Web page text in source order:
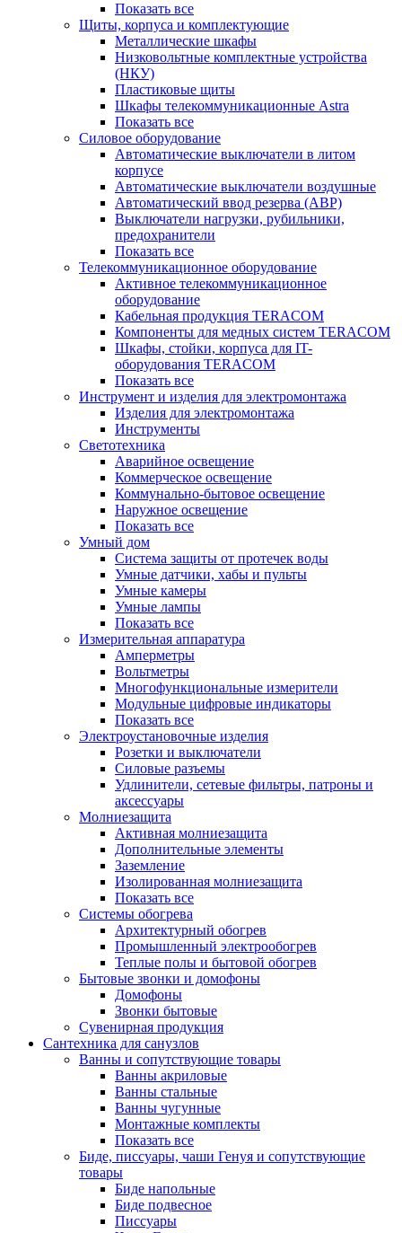
Показать все
Щиты, корпуса и комплектующие
Металлические шкафы
Низковольтные комплектные устройства
(НКУ)
Пластиковые щиты
Шкафы телекоммуникационные Astra
Показать все
Силовое оборудование
Автоматические выключатели в литом
корпусе
Автоматические выключатели воздушные
Автоматический ввод резерва (АВР)
Выключатели нагрузки, рубильники,
предохранители
Показать все
Телекоммуникационное оборудование
Активное телекоммуникационное
оборудование
Кабельная продукция TERACOM
Компоненты для медных систем TERACOM
Шкафы, стойки, корпуса для IT-
оборудования TERACOM
Показать все
Инструмент и изделия для электромонтажа
Изделия для электромонтажа
Инструменты
Светотехника
Аварийное освещение
Коммерческое освещение
Коммунально-бытовое освещение
Наружное освещение
Показать все
Умный дом
Система защиты от протечек воды
Умные датчики, хабы и пульты
Умные камеры
Умные лампы
Показать все
Измерительная аппаратура
Амперметры
Вольтметры
Многофункциональные измерители
Модульные цифровые индикаторы
Показать все
Электроустановочные изделия
Розетки и выключатели
Силовые разъемы
Удлинители, сетевые фильтры, патроны и
аксессуары
Молниезащита
Активная молниезащита
Дополнительные элементы
Заземление
Изолированная молниезащита
Показать все
Системы обогрева
Архитектурный обогрев
Промышленный электрообогрев
Теплые полы и бытовой обогрев
Бытовые звонки и домофоны
Домофоны
Звонки бытовые
Сувенирная продукция
Сантехника для санузлов
Ванны и сопутствующие товары
Ванны акриловые
Ванны стальные
Ванны чугунные
Монтажные комплекты
Показать все
Биде, писсуары, чаши Генуя и сопутствующие
товары
Биде напольные
Биде подвесное
Писсуары